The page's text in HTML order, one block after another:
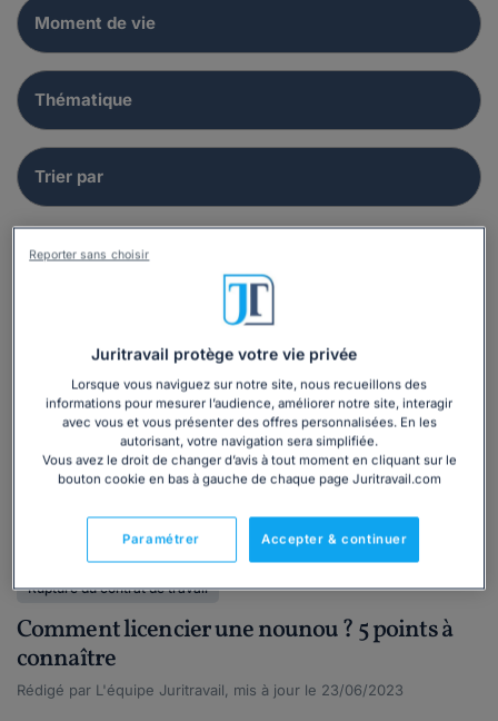
Professionnel
Rupture du contrat de travail
Comment licencier une nounou ? 5 points à
connaître
Rédigé par L'équipe Juritravail, mis à jour le 23/06/2023
Juritravail protège votre vie privée
Lorsque vous naviguez sur notre site, nous recueillons des
informations pour mesurer l’audience, améliorer notre site, interagir
avec vous et vous présenter des offres personnalisées. En les
autorisant, votre navigation sera simplifiée.
Vous avez le droit de changer d’avis à tout moment en cliquant sur le
bouton cookie en bas à gauche de chaque page Juritravail.com
Accepter & continuer
Paramétrer
Reporter sans choisir